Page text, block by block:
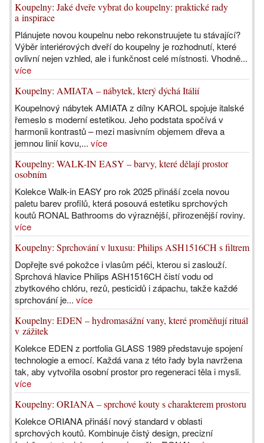
Koupelny: Jaké dveře vybrat do koupelny: praktické rady
a inspirace
Plánujete novou koupelnu nebo rekonstruujete tu stávající?
Výběr interiérových dveří do koupelny je rozhodnutí, které
ovlivní nejen vzhled, ale i funkčnost celé místnosti. Vhodně...
více
Koupelny: AMIATA – nábytek, který dýchá Itálií
Koupelnový nábytek AMIATA z dílny KAROL spojuje italské
řemeslo s moderní estetikou. Jeho podstata spočívá v
harmonii kontrastů – mezi masivním objemem dřeva a
jemnou linií kovu,... více
Koupelny: WALK-IN EASY – barvy, které dělají prostor
osobním
Kolekce Walk-in EASY pro rok 2025 přináší zcela novou
paletu barev profilů, která posouvá estetiku sprchových
koutů RONAL Bathrooms do výraznější, přirozenější roviny.
více
Koupelny: Sprchování v luxusu: Philips ASH1516CH s filtrem
Dopřejte své pokožce i vlasům péči, kterou si zaslouží.
Sprchová hlavice Philips ASH1516CH čistí vodu od
zbytkového chlóru, rezů, pesticidů i zápachu, takže každé
sprchování je... více
Koupelny: EDEN – hydromasážní vany, které proměňují rituál
v zážitek
Kolekce EDEN z portfolia GLASS 1989 představuje spojení
technologie a emocí. Každá vana z této řady byla navržena
tak, aby vytvořila osobní prostor pro regeneraci těla i mysli.
více
Koupelny: ORIANA – sprchové kouty s charakterem prostoru
Kolekce ORIANA přináší nový standard v oblasti
sprchových koutů. Kombinuje čistý design, precizní